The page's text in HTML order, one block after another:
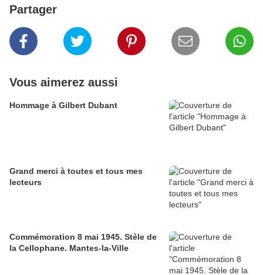
Partager
Vous aimerez aussi
Hommage à Gilbert Dubant
Grand merci à toutes et tous mes
lecteurs
Commémoration 8 mai 1945. Stèle de
la Cellophane. Mantes-la-Ville